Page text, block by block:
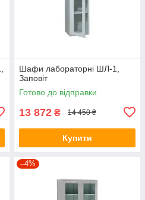
Шафи лабораторні ШЛ-1,
Заповіт
Готово до відправки
13 872 ₴ 14 450 ₴
Купити
–4%